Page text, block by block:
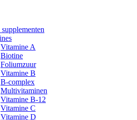
Vitamine A
Biotine
Foliumzuur
Vitamine B
B-complex
Multivitaminen
Vitamine B-12
Vitamine C
Vitamine D